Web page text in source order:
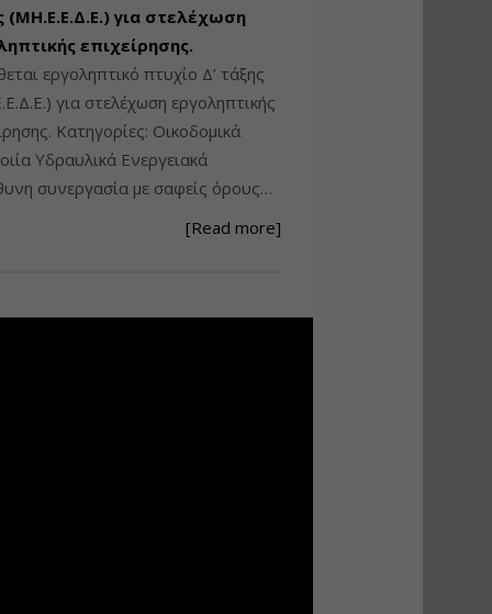
(ΜΗ.Ε.Ε.Δ.Ε.) για στελέχωση
επιχείρησης.
εργοληπτικό πτυχίο Δ’ τάξης
για στελέχωση εργοληπτικής
Κατηγορίες: Οικοδομικά
Υδραυλικά Ενεργειακά
συνεργασία με σαφείς όρους…
[Read more]
Εισηγητής:Λάμπρος Κίσσας
Τιμή από: €130.00
Διάρκεια: 6 ώρες
Έργων με τον
Ν.4782/2021
Διάρκεια: 18 ώρες